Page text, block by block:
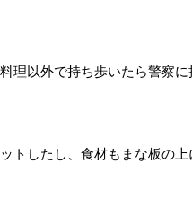
理以外で持ち歩いたら警察
トしたし、食材もまな板の上